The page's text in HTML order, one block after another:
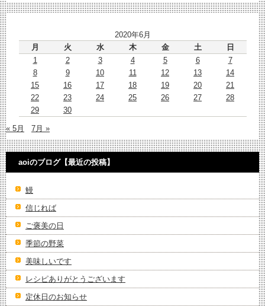
2020年6月
月
火 水 木 金 土
日
1
2 3 4 5 6
7
8
9 10 11 12 13
14
15
16 17 18 19 20
21
22
23 24 25 26 27
28
29
30
« 5月 7月 »
aoiのブログ【最近の投稿】
鰻
信じれば
ご褒美の日
季節の野菜
美味しいです
レシピありがとうございます
定休日のお知らせ